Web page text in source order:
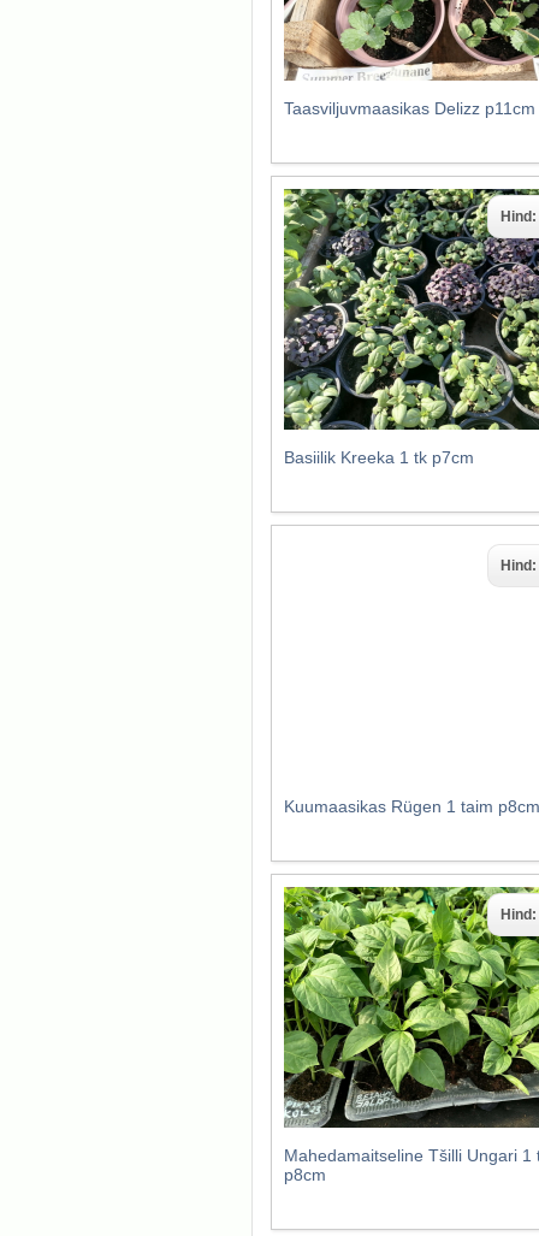
Taasviljuvmaasikas Delizz p11cm
Basiilik Kreeka 1 tk p7cm
Hind:
Kuumaasikas Rügen 1 taim p8cm
Hind:
Mahedamaitseline Tšilli Ungari 1
p8cm
Hind: